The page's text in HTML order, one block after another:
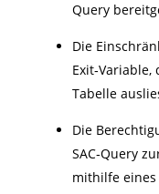
Query
Die
Tabelle
Die
SAC‑Query
mithilfe